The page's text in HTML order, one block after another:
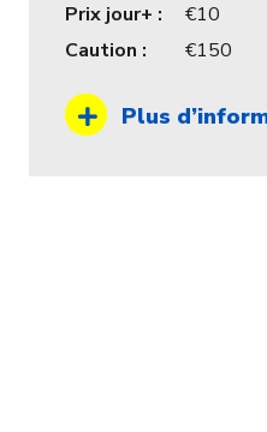
Prix jour+ :
10
Caution :
150
Plus